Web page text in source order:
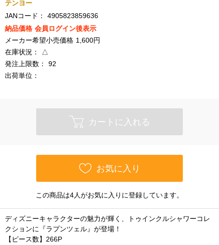
テンヨー
JANコード：
4905823859636
納品価格 会員ログイン後表示
メーカー希望小売価格 1,600円
在庫状況：
△
発注上限数：
92
出荷単位：
カートに入れる
お気に入り
この商品は4人がお気に入りに登録しています。
ディズニーキャラクターの魅力が輝く、トゥインクルシャワーコレ
クションに『ラプンツェル』が登場！
【ピース数】266P